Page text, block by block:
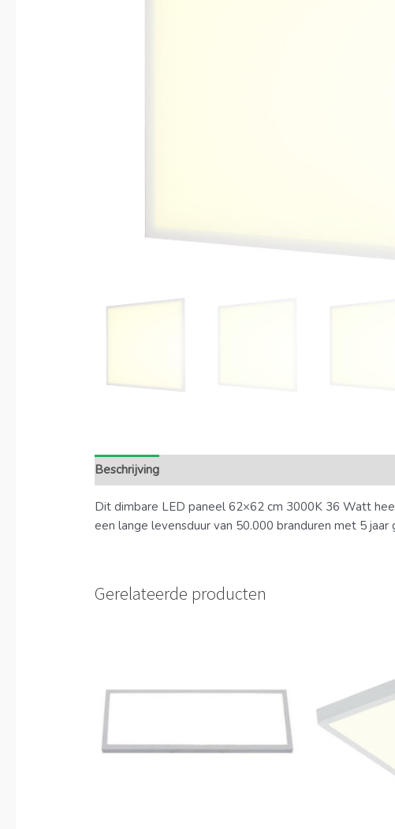
Beschrijving
Dit dimbare LED paneel 62×62 cm 3000K 36 Watt
een lange levensduur van 50.000 branduren met 5
Gerelateerde producten